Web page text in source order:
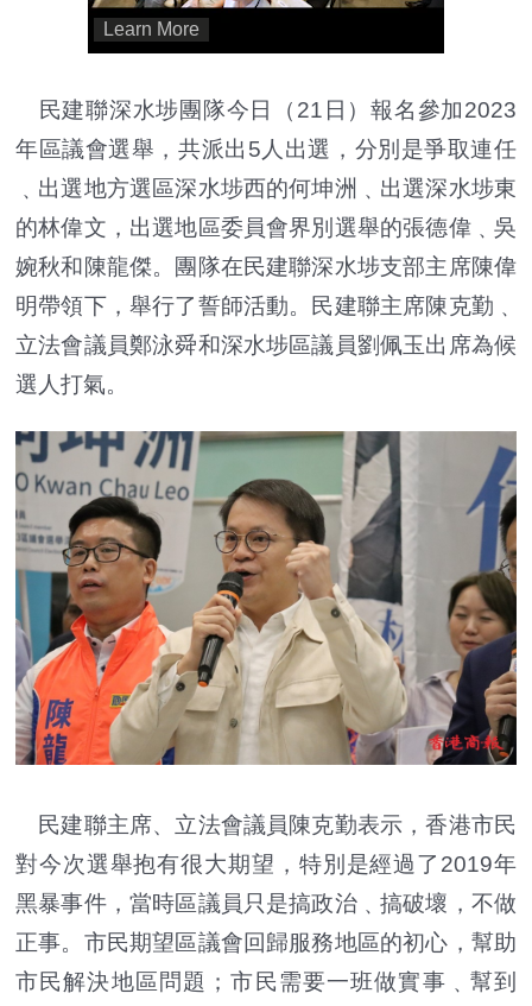
民建聯深水埗團隊今日（21日）報名參加2023
年區議會選舉，共派出5人出選，分別是爭取連任
﹑出選地方選區深水埗西的何坤洲﹑出選深水埗東
的林偉文，出選地區委員會界別選舉的張德偉﹑吳
婉秋和陳龍傑。團隊在民建聯深水埗支部主席陳偉
明帶領下，舉行了誓師活動。民建聯主席陳克勤﹑
立法會議員鄭泳舜和深水埗區議員劉佩玉出席為候
選人打氣。
民建聯主席、立法會議員陳克勤表示，香港市民
對今次選舉抱有很大期望，特別是經過了2019年
黑暴事件，當時區議員只是搞政治﹑搞破壞，不做
正事。市民期望區議會回歸服務地區的初心，幫助
市民解決地區問題；市民需要一班做實事﹑幫到